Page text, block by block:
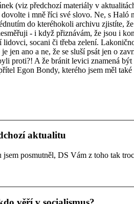
(viz předchozí materiály v
i mně říci své slovo. Ne, s Haló
do kteréhokoli archivu zjistíte,
- i když přiznávám, že jsou i
socani či třeba zelení.
jen ano a ne, že se sluší psát jen o
proti?! A že bránit levici znamená
Egon Bondy, kterého jsem měl
aktualitu
posmutněl, DS Vám z toho tak